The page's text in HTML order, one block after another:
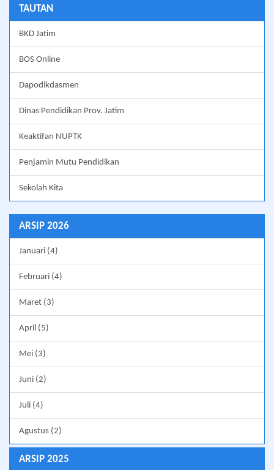
TAUTAN
BKD Jatim
BOS Online
Dapodikdasmen
Dinas Pendidikan Prov. Jatim
Keaktifan NUPTK
Penjamin Mutu Pendidikan
Sekolah Kita
ARSIP 2026
Januari (4)
Februari (4)
Maret (3)
April (5)
Mei (3)
Juni (2)
Juli (4)
Agustus (2)
ARSIP 2025